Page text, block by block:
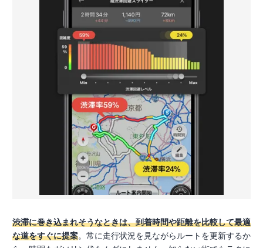
渋滞に巻き込まれそうなときは、到着時間や距離を比較して最適
な道をすぐに提案。常に走行状況を見ながらルートを更新するか